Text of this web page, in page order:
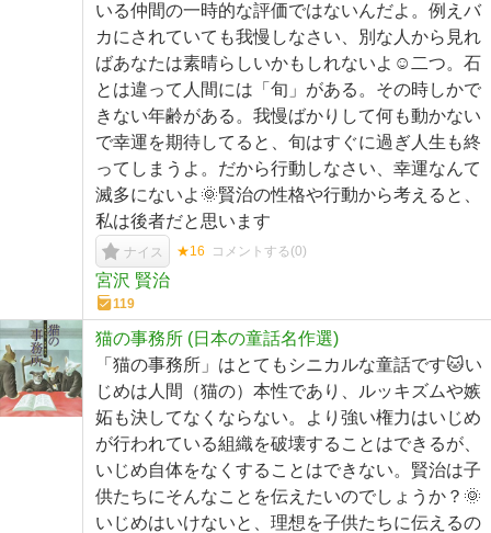
いる仲間の一時的な評価ではないんだよ。例えバ
カにされていても我慢しなさい、別な人から見れ
ばあなたは素晴らしいかもしれないよ☺️二つ。石
とは違って人間には「旬」がある。その時しかで
きない年齢がある。我慢ばかりして何も動かない
で幸運を期待してると、旬はすぐに過ぎ人生も終
ってしまうよ。だから行動しなさい、幸運なんて
滅多にないよ🌞賢治の性格や行動から考えると、
私は後者だと思います
ナイス ★16 コメントする(0)
宮沢 賢治
119
猫の事務所 (日本の童話名作選)
「猫の事務所」はとてもシニカルな童話です🐱い
じめは人間（猫の）本性であり、ルッキズムや嫉
妬も決してなくならない。より強い権力はいじめ
が行われている組織を破壊することはできるが、
いじめ自体をなくすることはできない。賢治は子
供たちにそんなことを伝えたいのでしょうか？🌞
いじめはいけないと、理想を子供たちに伝えるの